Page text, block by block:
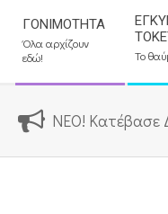
Navigation
Menu
ΓΟΝΙΜΌΤΗΤΑ
Όλα αρχίζουν
εδώ!
Το
ΝΕΟ! Κατέβασε